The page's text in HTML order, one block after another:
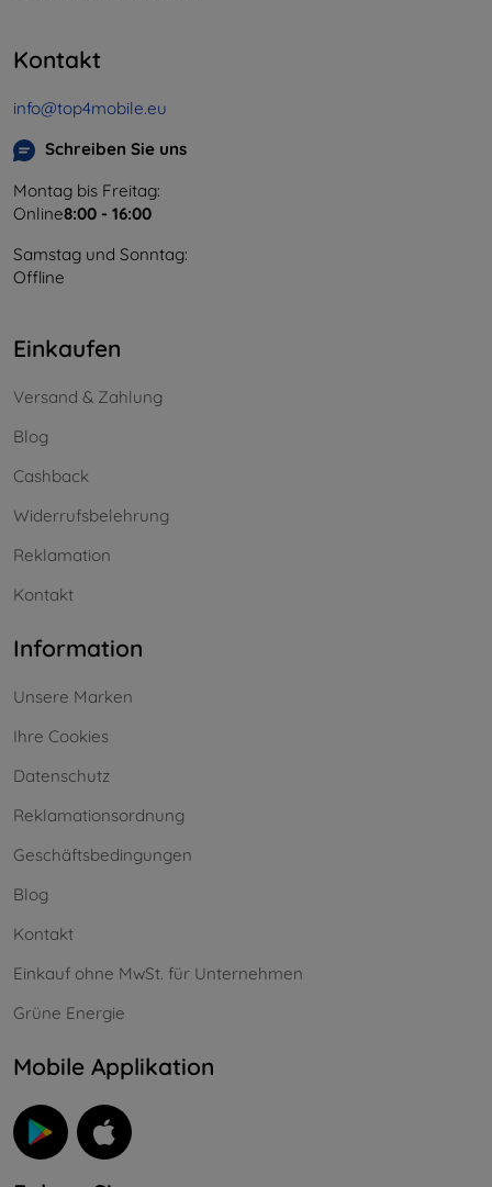
Kontakt
info@top4mobile.eu
Schreiben Sie uns
Montag bis Freitag:
Online8:00 - 16:00
Samstag und Sonntag:
Offline
Einkaufen
Versand & Zahlung
Blog
Cashback
Widerrufsbelehrung
Reklamation
Kontakt
Information
Unsere Marken
Ihre Cookies
Datenschutz
Reklamationsordnung
Geschäftsbedingungen
Blog
Kontakt
Einkauf ohne MwSt. für Unternehmen
Grüne Energie
Mobile Applikation